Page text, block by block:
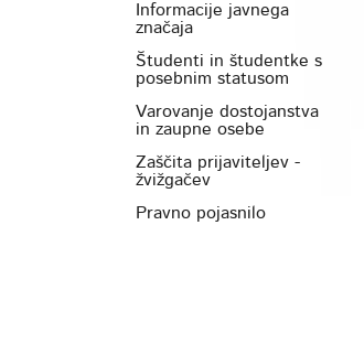
Informacije javnega
značaja
Študenti in študentke s
posebnim statusom
Varovanje dostojanstva
in zaupne osebe
Zaščita prijaviteljev -
žvižgačev
Pravno pojasnilo